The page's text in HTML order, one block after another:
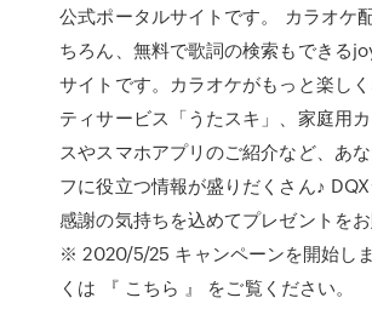
公式ポータルサイトです。 カラオケ
ちろん、無料で歌詞の検索もできる
サイトです。カラオケがもっと楽し
ティサービス「うたスキ」、家庭用
スやスマホアプリのご紹介など、あ
フに役立つ情報が盛りだくさん♪
感謝の気持ちを込めてプレゼントをお
※ 2020/5/25 キャンペーンを開始し
くは 『 こちら 』 をご覧ください。